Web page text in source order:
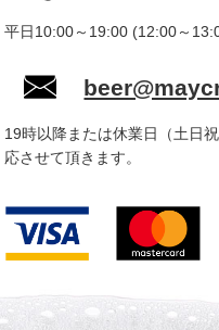
平日10:00～19:00 (12:00～
19時以降または休業日（土日
応させて頂きます。